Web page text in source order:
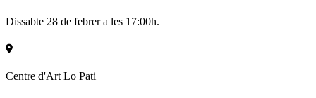
Dissabte 28 de febrer a les 17:00h.
Centre d'Art Lo Pati